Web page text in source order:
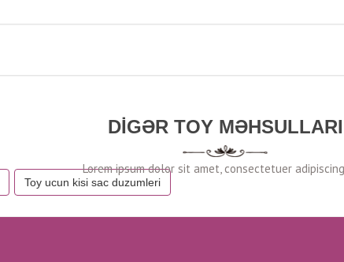
DIGƏR TOY MƏHSULLARI
Toy ucun kisi sac duzumleri